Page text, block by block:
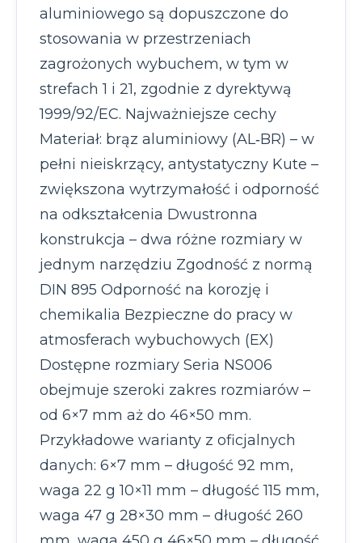
aluminiowego są dopuszczone do
stosowania w przestrzeniach
zagrożonych wybuchem, w tym w
strefach 1 i 21, zgodnie z dyrektywą
1999/92/EC. Najważniejsze cechy
Materiał: brąz aluminiowy (AL‑BR) – w
pełni nieiskrzący, antystatyczny Kute –
zwiększona wytrzymałość i odporność
na odkształcenia Dwustronna
konstrukcja – dwa różne rozmiary w
jednym narzędziu Zgodność z normą
DIN 895 Odporność na korozję i
chemikalia Bezpieczne do pracy w
atmosferach wybuchowych (EX)
Dostępne rozmiary Seria NS006
obejmuje szeroki zakres rozmiarów –
od 6×7 mm aż do 46×50 mm.
Przykładowe warianty z oficjalnych
danych: 6×7 mm – długość 92 mm,
waga 22 g 10×11 mm – długość 115 mm,
waga 47 g 28×30 mm – długość 260